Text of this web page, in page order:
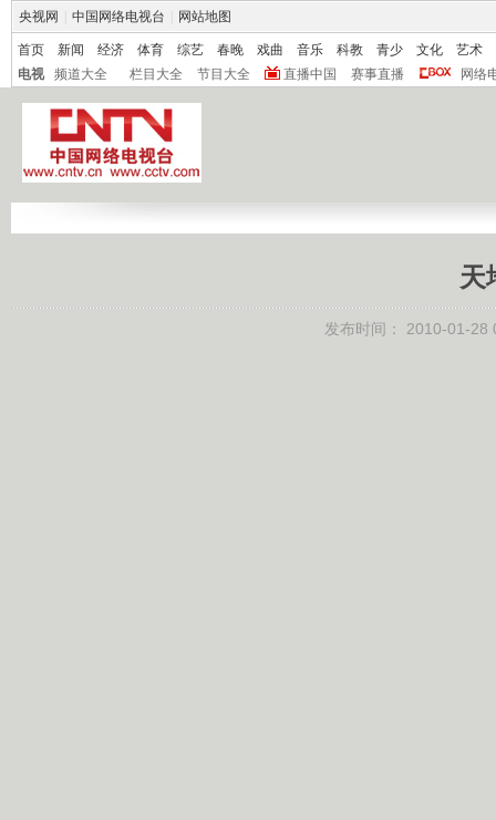
央视网 中国网络电视台 网站地图
首页 新闻 经济 体育 综艺 春晚 戏曲 音乐 科教 青少 文化
艺术
电视
频道大全 栏目大全 节目大全 直播中国 赛事直播 网络
天
发布时间： 2010-01-28